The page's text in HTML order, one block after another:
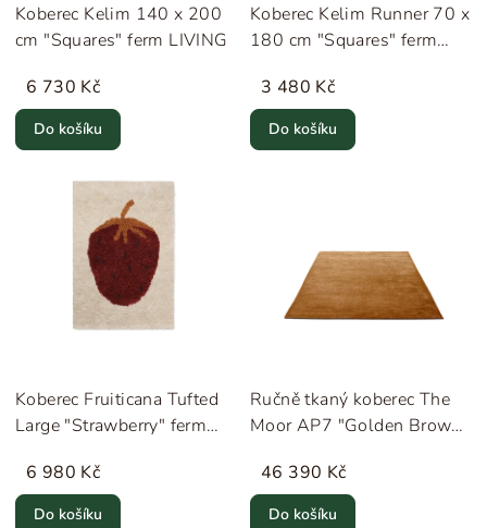
Koberec Kelim 140 x 200
cm "Squares" ferm LIVING
6 730 Kč
Do košíku
Koberec Kelim Runner 70 x
180 cm "Squares" ferm
3 480 Kč
Do košíku
Koberec Fruiticana Tufted
Large "Strawberry" ferm
6 980 Kč
Do košíku
Ručně tkaný koberec The
Moor AP7 "Golden Brown"
46 390 Kč
Do košíku